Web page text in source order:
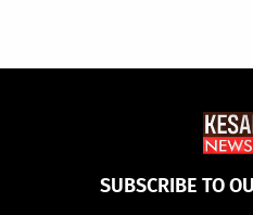
SUBSCRIBE TO